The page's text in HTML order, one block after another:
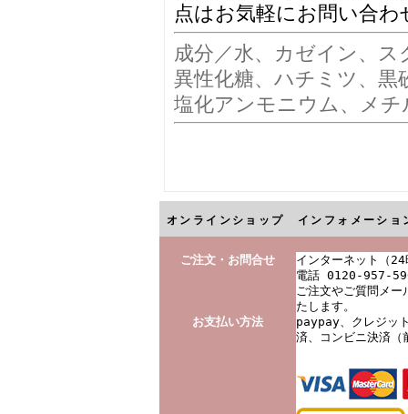
点はお気軽にお問い合
成分／水、カゼイン、
異性化糖、ハチミツ、黒
塩化アンモニウム、メ
オンラインショップ インフォメーショ
ご注文・お問合せ
インターネット（
電話 0120-957-
ご注文やご質問メ
たします。
お支払い方法
paypay、クレジッ
済、コンビニ決済（